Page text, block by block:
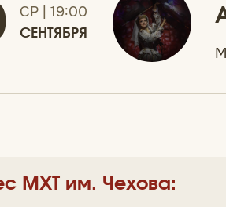
СР | 19:00
СЕНТЯБРЯ
МХТ им. Чехова: